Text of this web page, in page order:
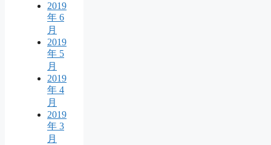
2019
年 6
月
2019
年 5
月
2019
年 4
月
2019
年 3
月